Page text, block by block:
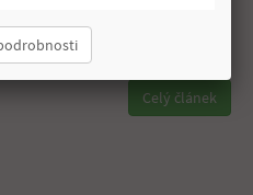
mysliveckou čepici nebo
klobouk.
Celý článek